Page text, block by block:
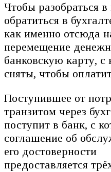
Чтобы разобраться
обратиться в
как именно отсюда
перемещение
банковскую карту,
сняты, чтобы
Поступившее от
транзитом через
поступит в банк, с
соглашение об
его достоверности
предоставляется